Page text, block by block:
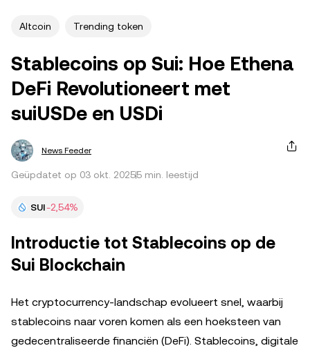
Altcoin Trending token
Stablecoins op Sui: Hoe Ethena
DeFi Revolutioneert met
suiUSDe en USDi
News Feeder
Geüpdatet op 03 okt. 20255 min. leestijd
SUI-2,54%
Introductie tot Stablecoins op de
Sui Blockchain
Het cryptocurrency-landschap evolueert snel, waarbij
stablecoins naar voren komen als een hoeksteen van
gedecentraliseerde financiën (DeFi). Stablecoins, digitale